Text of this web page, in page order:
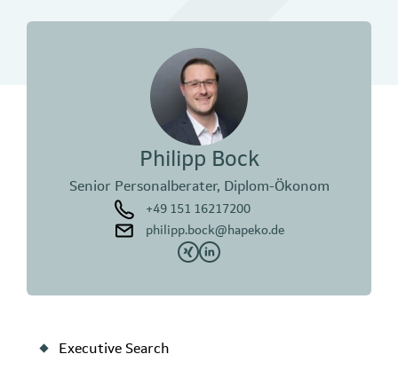
Philipp Bock
Senior Personalberater, Diplom-Ökonom
+49 151 16217200
philipp.bock@hapeko.de
Executive Search